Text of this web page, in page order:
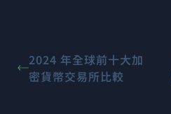
2024 年全球前十大加
密貨幣交易所比較